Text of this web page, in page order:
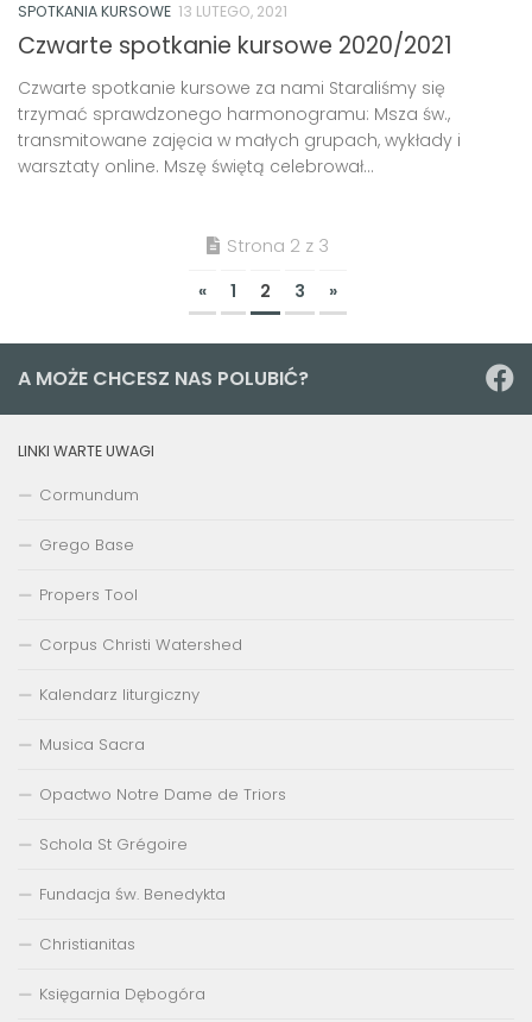
SPOTKANIA KURSOWE 13 LUTEGO, 2021
Czwarte spotkanie kursowe 2020/2021
Czwarte spotkanie kursowe za nami Staraliśmy się
trzymać sprawdzonego harmonogramu: Msza św.,
transmitowane zajęcia w małych grupach, wykłady i
warsztaty online. Mszę świętą celebrował...
Strona 2 z 3
« 1 2 3 »
A MOŻE CHCESZ NAS POLUBIĆ?
LINKI WARTE UWAGI
Cormundum
Grego Base
Propers Tool
Corpus Christi Watershed
Kalendarz liturgiczny
Musica Sacra
Opactwo Notre Dame de Triors
Schola St Grégoire
Fundacja św. Benedykta
Christianitas
Księgarnia Dębogóra